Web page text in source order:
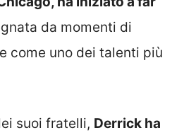
da momenti di
come uno dei talenti più
suoi fratelli, Derrick ha